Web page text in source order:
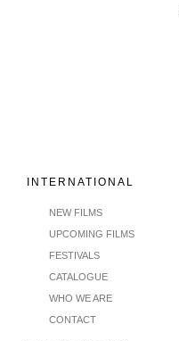
INTERNATIONAL
NEW FILMS
UPCOMING FILMS
FESTIVALS
CATALOGUE
WHO WE ARE
CONTACT